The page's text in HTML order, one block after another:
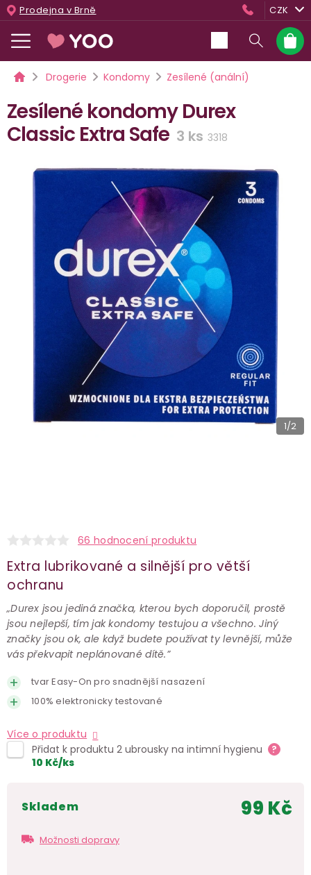
Přejít
na
obsah
Prodejna v Brně CZK
košík
DomůDrogerie Kondomy Zesílené (anální)
Zesílené kondomy Durex
Classic Extra Safe 3 ks 3318
1/2
66 hodnocení produktu
Extra lubrikované a silnější pro větší
ochranu
„Durex jsou jediná značka, kterou bych doporučil, prostě
jsou nejlepší, tím jak kondomy testujou a všechno. Jiný
značky jsou ok, ale když budete používat ty levnější, může
vás překvapit neplánované dítě.”
tvar Easy-On pro snadnější nasazení
100% elektronicky testované
Více o produktu
Přidat k produktu 2 ubrousky na intimní hygienu
?
10 Kč/ks
skladem
Možnosti dopravy
99 Kč